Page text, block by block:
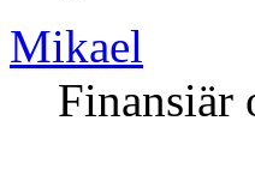
Mikael
Finansiär